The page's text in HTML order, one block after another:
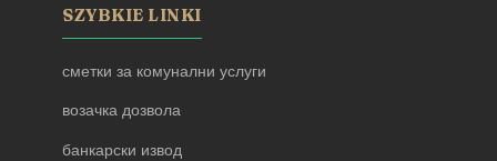
SZYBKIE LINKI
сметки за комунални услуги
возачка дозвола
банкарски извод